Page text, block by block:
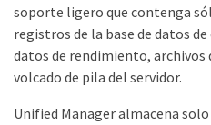
soporte ligero que contenga
registros de la base de datos
datos de rendimiento, archivos
volcado de pila del servidor.
Unified Manager almacena